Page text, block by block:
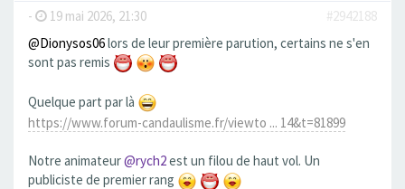
- 19 mai 2026, 21:30
#2942188
@Dionysos06lors de leur première parution, certains ne s'en
sont pas remis
Quelque part par là
https://www.forum-candaulisme.fr/viewto ... 14&t=81899
Notre animateur@rych2est un filou de haut vol. Un
publiciste de premier rang